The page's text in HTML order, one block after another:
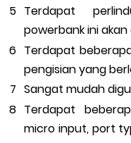
Terdapat
powerbank ini
Terdapat
pengisian yang
Sangat mudah
Terdapat
micro input, port